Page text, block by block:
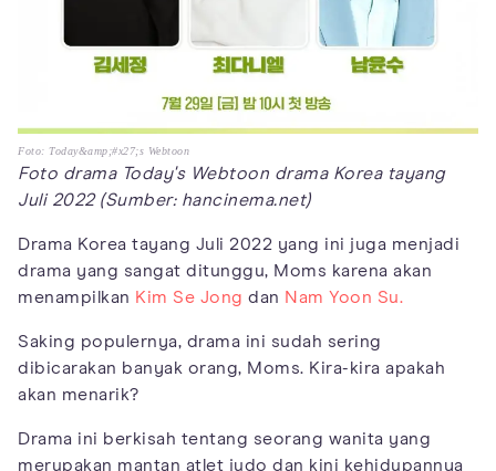
Foto: Today&amp;#x27;s Webtoon
Foto drama Today's Webtoon drama Korea tayang
Juli 2022 (Sumber: hancinema.net)
Drama Korea tayang Juli 2022 yang ini juga menjadi
drama yang sangat ditunggu, Moms karena akan
menampilkan Kim Se Jong dan Nam Yoon Su.
Saking populernya, drama ini sudah sering
dibicarakan banyak orang, Moms. Kira-kira apakah
akan menarik?
Drama ini berkisah tentang seorang wanita yang
merupakan mantan atlet judo dan kini kehidupannya